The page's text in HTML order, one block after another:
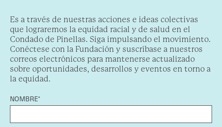
Es a través de nuestras acciones e ideas colectivas
que lograremos la equidad racial y de salud en el
Condado de Pinellas. Siga impulsando el movimiento.
Conéctese con la Fundación y suscríbase a nuestros
correos electrónicos para mantenerse actualizado
sobre oportunidades, desarrollos y eventos en torno a
la equidad.
NOMBRE*